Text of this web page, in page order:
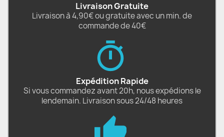
Livraison Gratuite
Livraison à 4,90€ ou gratuite avec un min. de
commande de 40€
Expédition Rapide
Si vous commandez avant 20h, nous expédions le
lendemain. Livraison sous 24/48 heures